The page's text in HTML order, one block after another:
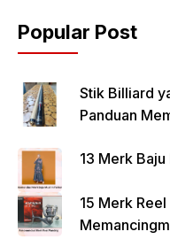
Popular Post
Stik Billiard
Panduan
13 Merk
15 Merk